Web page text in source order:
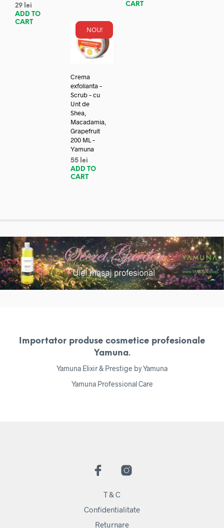
29 lei
ADD TO
CART
CART
NOU!
Crema
exfolianta –
Scrub – cu
Unt de
Shea,
Macadamia,
Grapefruit
200 ML –
Yamuna
55 lei
ADD TO
CART
Importator produse cosmetice profesionale
Yamuna.
Yamuna Elixir & Prestige by Yamuna
Yamuna Professional Care
T & C
Confidentialitate
Returnare